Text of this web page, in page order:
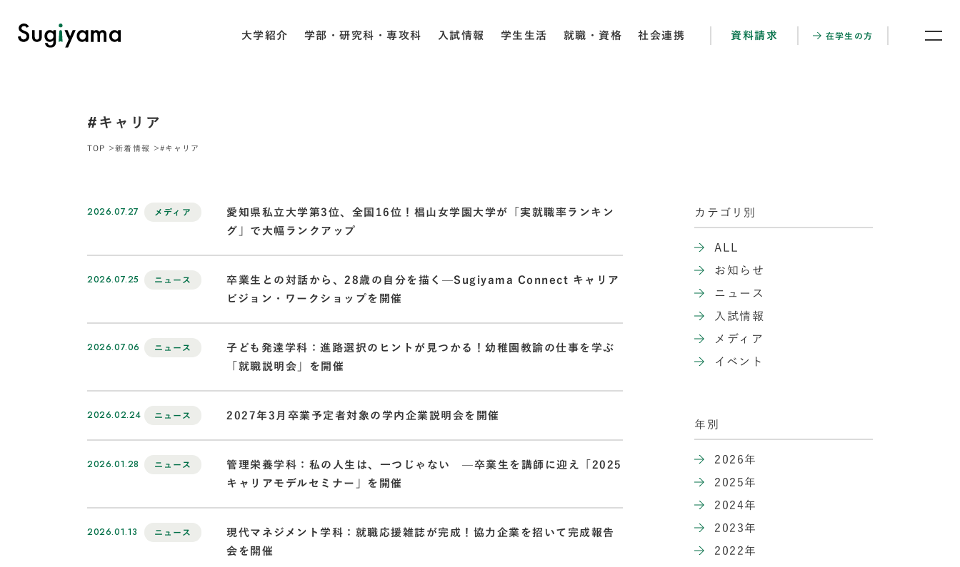
大学紹介 学部・研究科・専攻科 入試情報 学生生活 就職・資格 社会連携 資料請求 在学生の方
#キャリア
TOP 新着情報 #キャリア
2026.07.27 メディア
愛知県私立大学第3位、全国16位！椙山女学園大学が「実就職率ランキン
グ」で大幅ランクアップ
2026.07.25 ニュース
卒業生との対話から、28歳の自分を描く—Sugiyama Connect キャリア
ビジョン・ワークショップを開催
2026.07.06 ニュース
子ども発達学科：進路選択のヒントが見つかる！幼稚園教諭の仕事を学ぶ
「就職説明会」を開催
2026.02.24 ニュース 2027年3月卒業予定者対象の学内企業説明会を開催
2026.01.28 ニュース
管理栄養学科：私の人生は、一つじゃない —卒業生を講師に迎え「2025
キャリアモデルセミナー」を開催
2026.01.13 ニュース
現代マネジメント学科：就職応援雑誌が完成！協力企業を招いて完成報告
会を開催
カテゴリ別
ALL
お知らせ
ニュース
入試情報
メディア
イベント
年別
2026年
2025年
2024年
2023年
2022年